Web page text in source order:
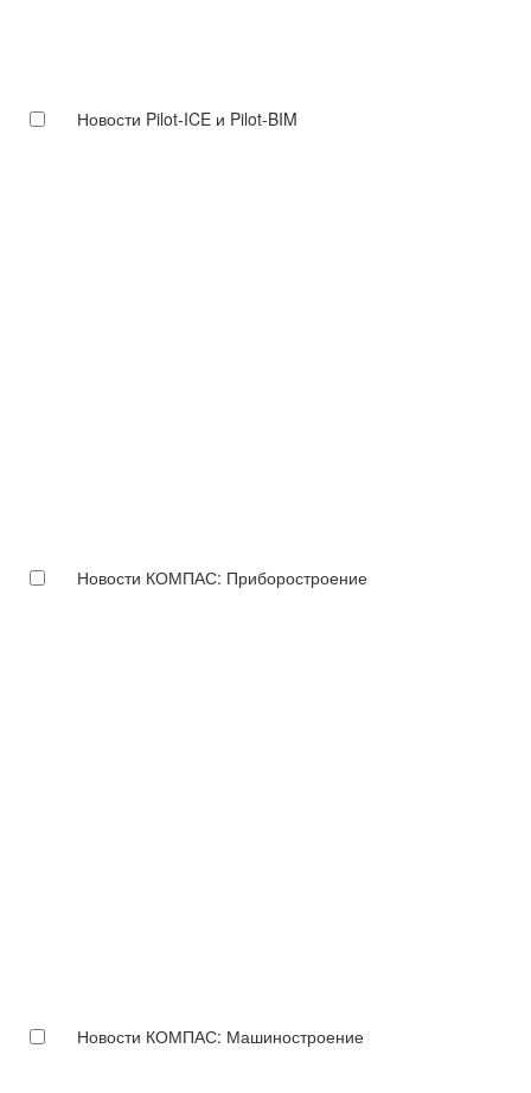
Новости Pilot-ICE и Pilot-BIM
Новости КОМПАС: Приборостроение
Новости КОМПАС: Машиностроение